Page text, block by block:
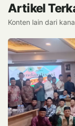
Artikel
Konten lain dari